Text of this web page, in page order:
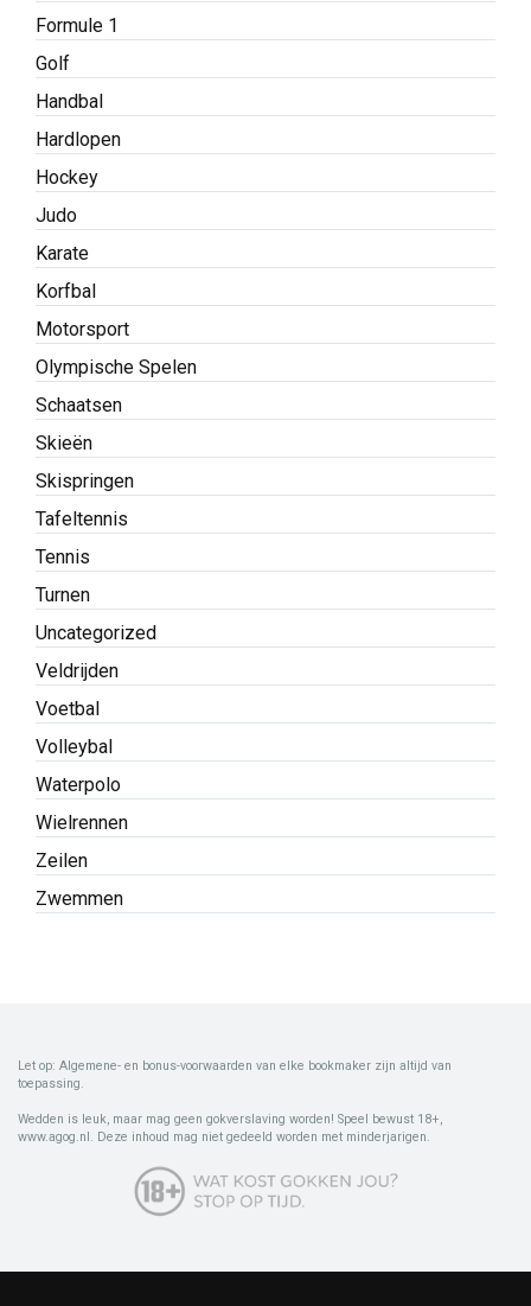
Formule 1
Golf
Handbal
Hardlopen
Hockey
Judo
Karate
Korfbal
Motorsport
Olympische Spelen
Schaatsen
Skieën
Skispringen
Tafeltennis
Tennis
Turnen
Uncategorized
Veldrijden
Voetbal
Volleybal
Waterpolo
Wielrennen
Zeilen
Zwemmen
Let op: Algemene- en bonus-voorwaarden van elke bookmaker zijn altijd van
toepassing.
Wedden is leuk, maar mag geen gokverslaving worden! Speel bewust 18+,
www.agog.nl. Deze inhoud mag niet gedeeld worden met minderjarigen.